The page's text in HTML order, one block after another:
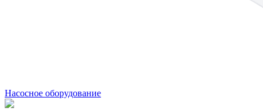
Насосное оборудование